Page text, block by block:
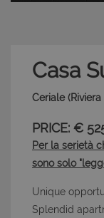
Casa
Ceriale
PRICE: €
Per la serietà
sono solo
Unique
Splendid